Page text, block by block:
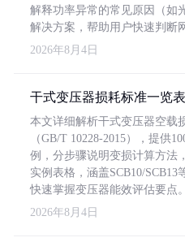
解释功率异常的常见原因（如
解决方案，帮助用户快速判断
2026年8月4日
干式变压器损耗标准一览
本文详细解析干式变压器空载
（GB/T 10228-2015），提供
例，分步骤说明变损计算方法
实例表格，涵盖SCB10/
快速掌握变压器能效评估要点。
2026年8月4日